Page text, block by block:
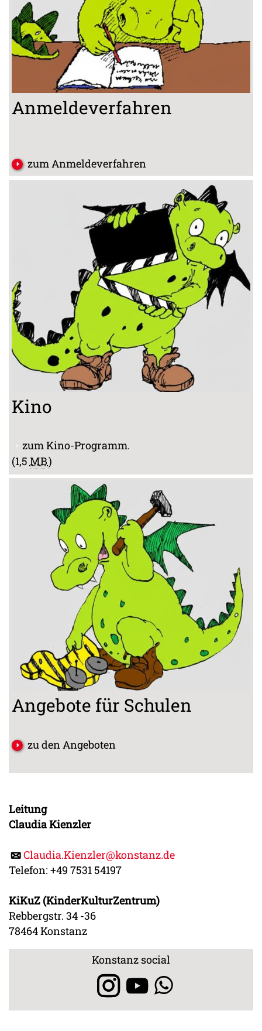
Anmeldeverfahren
zum Anmeldeverfahren
Kino
zum Kino-Programm.
(1,5 MB)
Angebote für Schulen
zu den Angeboten
Leitung
Claudia Kienzler
Claudia.Kienzler@konstanz.de
Telefon: +49 7531 54197
KiKuZ (KinderKulturZentrum)
Rebbergstr. 34 -36
78464 Konstanz
Konstanz social